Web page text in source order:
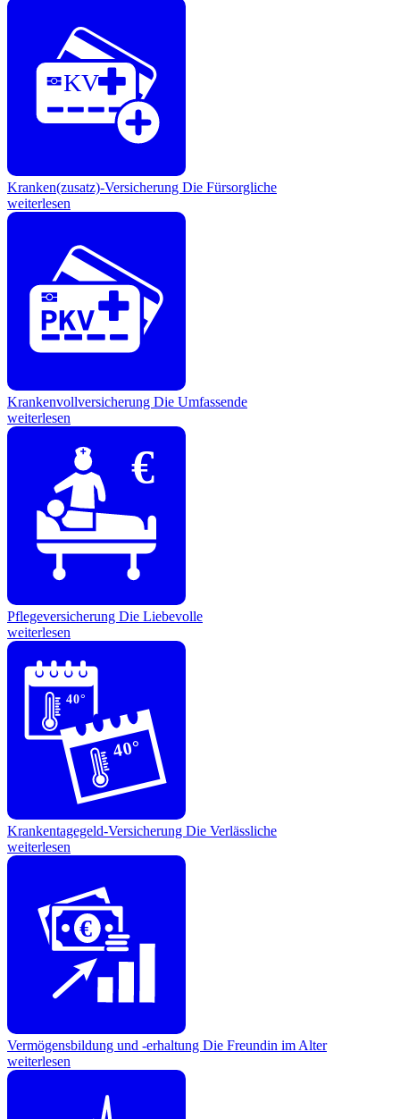
KV
Kranken(zusatz)-Versicherung Die Fürsorgliche
weiterlesen
Krankenvollversicherung Die Umfassende
weiterlesen
€
Pflegeversicherung Die Liebevolle
weiterlesen
40°
40°
Krankentagegeld-Versicherung Die Verlässliche
weiterlesen
€
Vermögensbildung und -erhaltung Die Freundin im Alter
weiterlesen